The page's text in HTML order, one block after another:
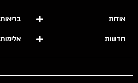
אודות
חדשות
בריאות